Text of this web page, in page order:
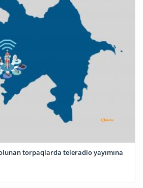
torpaqlarda teleradio yayımına